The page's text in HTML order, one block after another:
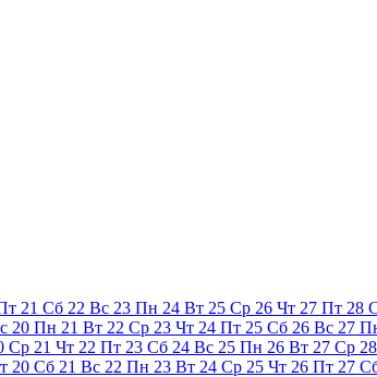
21 Сб 22 Вс 23 Пн 24 Вт 25 Ср 26 Чт 27 Пт 28
20 Пн 21 Вт 22 Ср 23 Чт 24 Пт 25 Сб 26 Вс 27
Ср 21 Чт 22 Пт 23 Сб 24 Вс 25 Пн 26 Вт 27 Ср 28
20 Сб 21 Вс 22 Пн 23 Вт 24 Ср 25 Чт 26 Пт 27